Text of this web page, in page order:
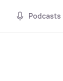
Podcasts